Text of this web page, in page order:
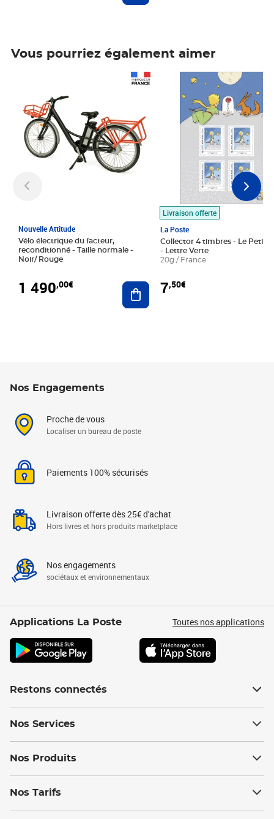
Vous pourriez également aimer
Nouvelle Attitude
Vélo électrique du facteur,
reconditionné - Taille normale -
Noir/ Rouge
1 490,00€ Ajouter au panier
Livraison offerte
La Poste
Collector 4 timbres - Le Petit
- Lettre Verte
20g / France
7,50€
Prix 7,50€
Nos Engagements
Proche de vous
Localiser un bureau de poste
Paiements 100% sécurisés
Livraison offerte dès 25€ d'achat
Hors livres et hors produits marketplace
Nos engagements
sociétaux et environnementaux
Applications La Poste Toutes nos applications
Restons connectés
Nos Services
Nos Produits
Nos Tarifs